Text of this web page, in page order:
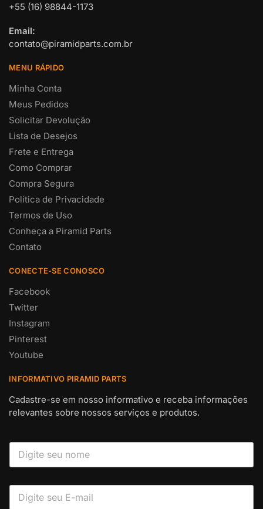
+55 (16) 98844-1173
Email:
contato@piramidparts.com.br
MENU RÁPIDO
Minha Conta
Meus Pedidos
Solicitar Devolução
Lista de Desejos
Frete e Entrega
Como Comprar
Compra Segura
Política de Privacidade
Termos de Uso
Conheça a Piramid Parts
Contato
CONECTE-SE CONOSCO
Facebook
Twitter
Instagram
Pinterest
Youtube
INFORMATIVO PIRAMID PARTS
Cadastre-se em nosso informativo e receba informações
relevantes sobre nossos serviços e produtos.